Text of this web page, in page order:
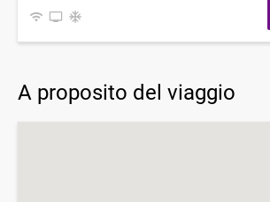
A proposito del viaggio